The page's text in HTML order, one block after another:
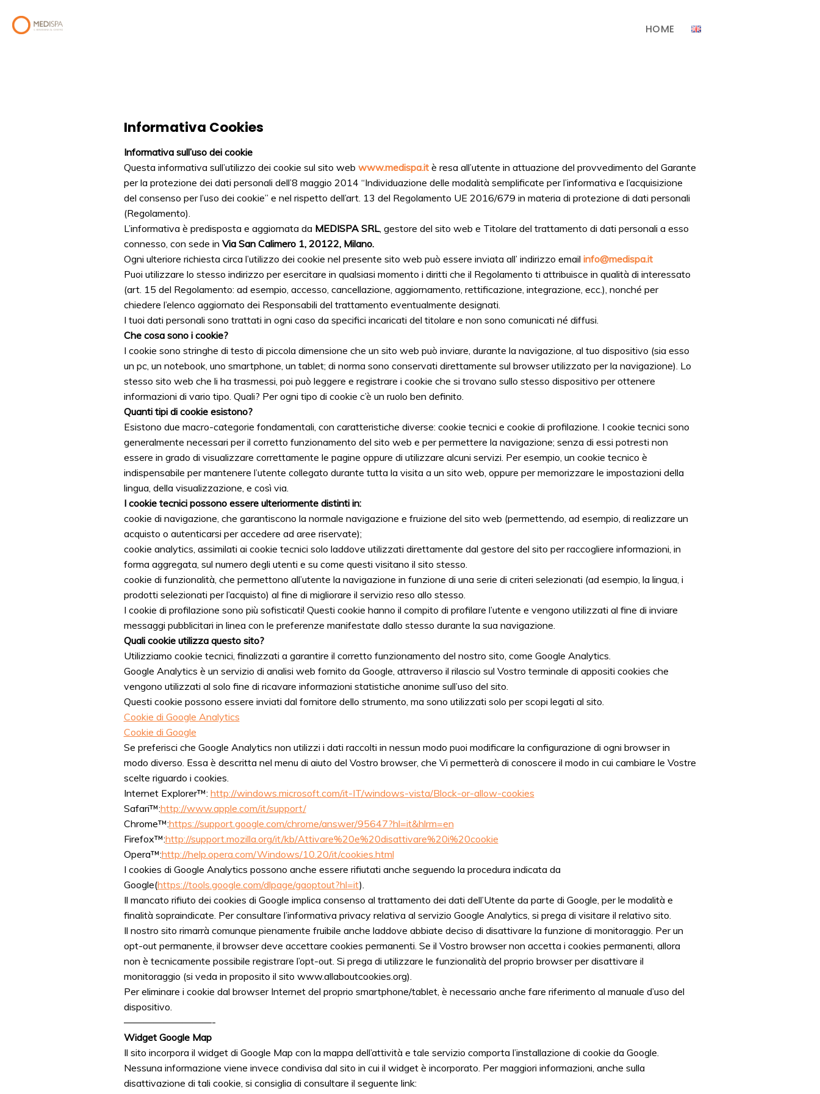
HOME
Informativa Cookies
Informativa sull’uso dei cookie
Questa informativa sull’utilizzo dei cookie sul sito web www.medispa.itè resa all’utente in attuazione del provvedimento del Garante
per la protezione dei dati personali dell’8 maggio 2014 “Individuazione delle modalità semplificate per l’informativa e l’acquisizione
del consenso per l’uso dei cookie” e nel rispetto dell’art. 13 del Regolamento UE 2016/679 in materia di protezione di dati personali
(Regolamento).
L’informativa è predisposta e aggiornata da MEDISPA SRL, gestore del sito web e Titolare del trattamento di dati personali a esso
connesso, con sede in Via San Calimero 1, 20122, Milano.
Ogni ulteriore richiesta circa l’utilizzo dei cookie nel presente sito web può essere inviata all’ indirizzo email info@medispa.it
Puoi utilizzare lo stesso indirizzo per esercitare in qualsiasi momento i diritti che il Regolamento ti attribuisce in qualità di interessato
(art. 15 del Regolamento: ad esempio, accesso, cancellazione, aggiornamento, rettificazione, integrazione, ecc.), nonché per
chiedere l’elenco aggiornato dei Responsabili del trattamento eventualmente designati.
I tuoi dati personali sono trattati in ogni caso da specifici incaricati del titolare e non sono comunicati né diffusi.
Che cosa sono i cookie?
I cookie sono stringhe di testo di piccola dimensione che un sito web può inviare, durante la navigazione, al tuo dispositivo (sia esso
un pc, un notebook, uno smartphone, un tablet; di norma sono conservati direttamente sul browser utilizzato per la navigazione). Lo
stesso sito web che li ha trasmessi, poi può leggere e registrare i cookie che si trovano sullo stesso dispositivo per ottenere
informazioni di vario tipo. Quali? Per ogni tipo di cookie c’è un ruolo ben definito.
Quanti tipi di cookie esistono?
Esistono due macro-categorie fondamentali, con caratteristiche diverse: cookie tecnici e cookie di profilazione. I cookie tecnici sono
generalmente necessari per il corretto funzionamento del sito web e per permettere la navigazione; senza di essi potresti non
essere in grado di visualizzare correttamente le pagine oppure di utilizzare alcuni servizi. Per esempio, un cookie tecnico è
indispensabile per mantenere l’utente collegato durante tutta la visita a un sito web, oppure per memorizzare le impostazioni della
lingua, della visualizzazione, e così via.
I cookie tecnici possono essere ulteriormente distinti in:
cookie di navigazione, che garantiscono la normale navigazione e fruizione del sito web (permettendo, ad esempio, di realizzare un
acquisto o autenticarsi per accedere ad aree riservate);
cookie analytics, assimilati ai cookie tecnici solo laddove utilizzati direttamente dal gestore del sito per raccogliere informazioni, in
forma aggregata, sul numero degli utenti e su come questi visitano il sito stesso.
cookie di funzionalità, che permettono all’utente la navigazione in funzione di una serie di criteri selezionati (ad esempio, la lingua, i
prodotti selezionati per l’acquisto) al fine di migliorare il servizio reso allo stesso.
I cookie di profilazione sono più sofisticati! Questi cookie hanno il compito di profilare l’utente e vengono utilizzati al fine di inviare
messaggi pubblicitari in linea con le preferenze manifestate dallo stesso durante la sua navigazione.
Quali cookie utilizza questo sito?
Utilizziamo cookie tecnici, finalizzati a garantire il corretto funzionamento del nostro sito, come Google Analytics.
Google Analytics è un servizio di analisi web fornito da Google, attraverso il rilascio sul Vostro terminale di appositi cookies che
vengono utilizzati al solo fine di ricavare informazioni statistiche anonime sull’uso del sito.
Questi cookie possono essere inviati dal fornitore dello strumento, ma sono utilizzati solo per scopi legati al sito.
Cookie di Google Analytics
Cookie di Google
Se preferisci che Google Analytics non utilizzi i dati raccolti in nessun modo puoi modificare la configurazione di ogni browser in
modo diverso. Essa è descritta nel menu di aiuto del Vostro browser, che Vi permetterà di conoscere il modo in cui cambiare le Vostre
scelte riguardo i cookies.
Internet Explorer™: http://windows.microsoft.com/it-IT/windows-vista/Block-or-allow-cookies
Safari™:http://www.apple.com/it/support/
Chrome™:https://support.google.com/chrome/answer/95647?hl=it&hlrm=en
Firefox™:http://support.mozilla.org/it/kb/Attivare%20e%20disattivare%20i%20cookie
Opera™:http://help.opera.com/Windows/10.20/it/cookies.html
I cookies di Google Analytics possono anche essere rifiutati anche seguendo la procedura indicata da
Google(https://tools.google.com/dlpage/gaoptout?hl=it).
Il mancato rifiuto dei cookies di Google implica consenso al trattamento dei dati dell’Utente da parte di Google, per le modalità e
finalità sopraindicate. Per consultare l’informativa privacy relativa al servizio Google Analytics, si prega di visitare il relativo sito.
Il nostro sito rimarrà comunque pienamente fruibile anche laddove abbiate deciso di disattivare la funzione di monitoraggio. Per un
opt-out permanente, il browser deve accettare cookies permanenti. Se il Vostro browser non accetta i cookies permanenti, allora
non è tecnicamente possibile registrare l’opt-out. Si prega di utilizzare le funzionalità del proprio browser per disattivare il
monitoraggio (si veda in proposito il sito www.allaboutcookies.org).
Per eliminare i cookie dal browser Internet del proprio smartphone/tablet, è necessario anche fare riferimento al manuale d’uso del
dispositivo.
—————————-
Widget Google Map
Il sito incorpora il widget di Google Map con la mappa dell’attività e tale servizio comporta l’installazione di cookie da Google.
Nessuna informazione viene invece condivisa dal sito in cui il widget è incorporato. Per maggiori informazioni, anche sulla
disattivazione di tali cookie, si consiglia di consultare il seguente link: